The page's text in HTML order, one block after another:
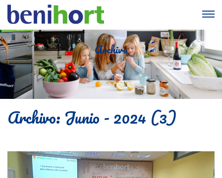
Archivo
Archivo: Junio - 2024 (3)